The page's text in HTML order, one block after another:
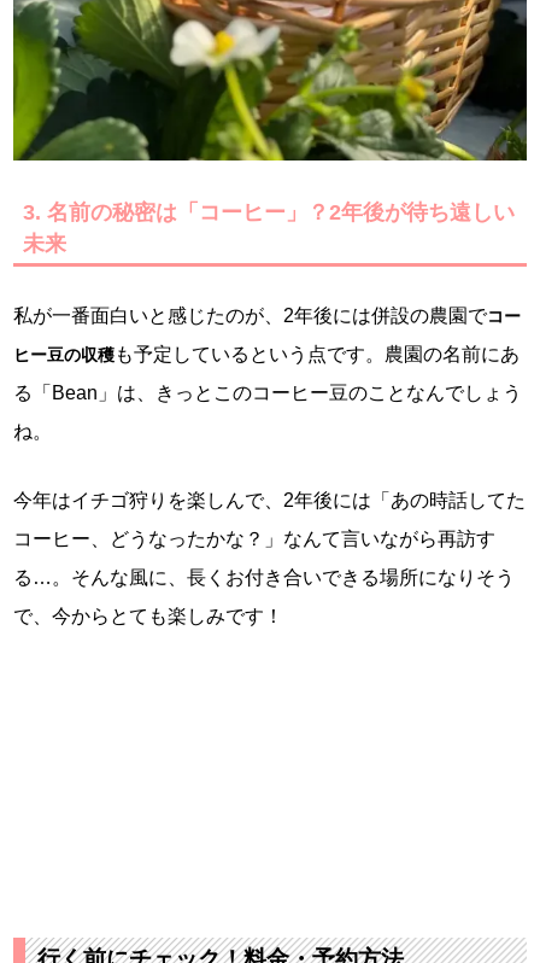
3. 名前の秘密は「コーヒー」？2年後が待ち遠しい
未来
私が一番面白いと感じたのが、2年後には併設の農園でコー
ヒー豆の収穫も予定しているという点です。農園の名前にあ
る「Bean」は、きっとこのコーヒー豆のことなんでしょう
ね。
今年はイチゴ狩りを楽しんで、2年後には「あの時話してた
コーヒー、どうなったかな？」なんて言いながら再訪す
る…。そんな風に、長くお付き合いできる場所になりそう
で、今からとても楽しみです！